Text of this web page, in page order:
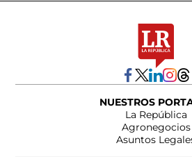
NUESTROS
La República
Agronegocios
Asuntos